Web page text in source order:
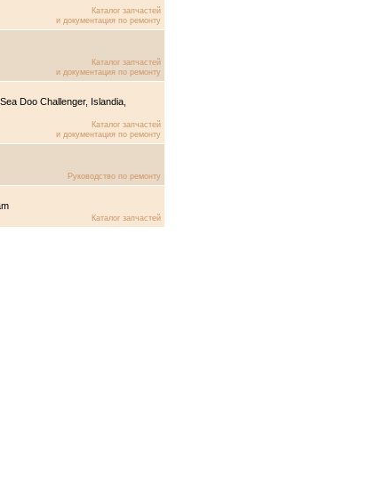
Каталог запчастей
и документация по ремонту
Каталог запчастей
и документация по ремонту
Doo Challenger, Islandia,
Каталог запчастей
и документация по ремонту
Руководство по ремонту
Каталог запчастей